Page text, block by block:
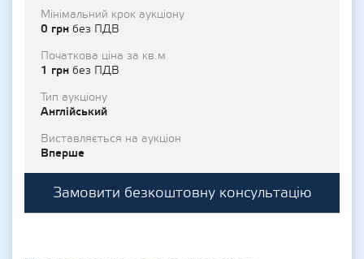
Мінімальний крок аукціону
0 грн без ПДВ
Початкова ціна за кв.м
1 грн без ПДВ
Тип аукціону
Англійський
Виставляється на аукціон
Вперше
Замовити безкоштовну консультацію